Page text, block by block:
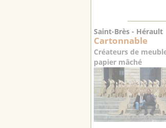
Saint-Brès - Hérault
Cartonnable
Créateurs de
papier mâché